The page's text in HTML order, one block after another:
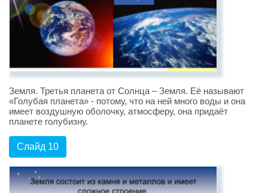
Земля. Третья планета от Солнца – Земля. Её называют
«Голубая планета» - потому, что на ней много воды и она
имеет воздушную оболочку, атмосферу, она придаёт
планете голубизну.
Слайд 10